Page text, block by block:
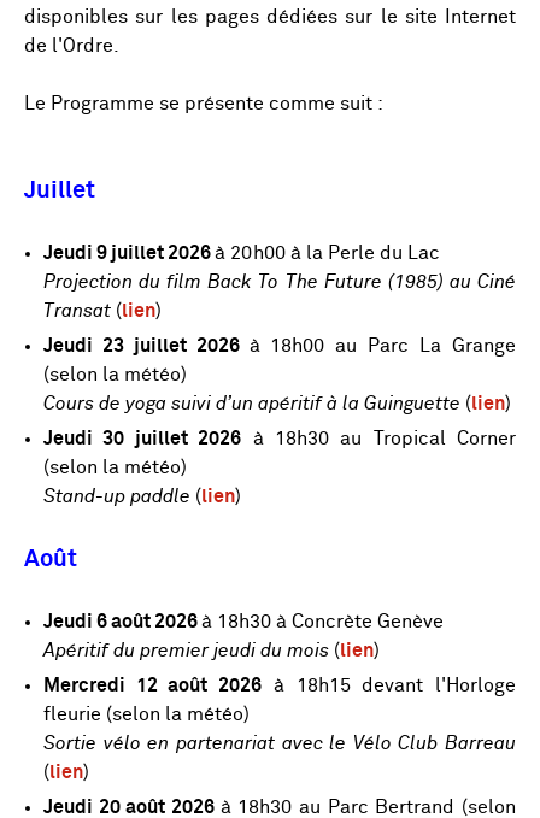
disponibles sur les pages dédiées sur le site Internet
de l'Ordre.
Le Programme se présente comme suit :
Juillet
Jeudi 9 juillet 2026à 20h00 à la Perle du Lac
Projection du film Back To The Future (1985) au Ciné
Transat (lien)
Jeudi 23 juillet 2026 à 18h00 au Parc La Grange
(selon la météo)
Cours de yoga suivi d’un apéritif à la Guinguette (lien)
Jeudi 30 juillet 2026 à 18h30 au Tropical Corner
(selon la météo)
Stand-up paddle (lien)
Août
Jeudi 6 août 2026à 18h30 à Concrète Genève
Apéritif du premier jeudi du mois (lien)
Mercredi 12 août 2026 à 18h15 devant l'Horloge
fleurie (selon la météo)
Sortie vélo en partenariat avec le Vélo Club Barreau
(lien)
Jeudi 20 août 2026 à 18h30 au Parc Bertrand (selon